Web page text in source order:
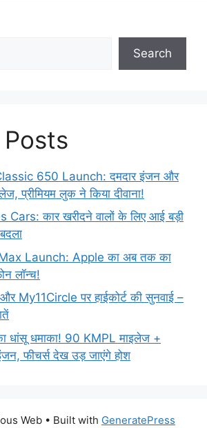
Search
650 Launch: दमदार इंजन और
प्रीमियम लुक ने किया दीवाना!
कार खरीदने वालों के लिए आई बड़ी
Launch: Apple का अब तक का
लॉन्च!
My11Circle पर हाईकोर्ट की सुनवाई –
धांसू धमाका! 90 KMPL माइलेज +
फीचर्स देख उड़ जाएंगे होश
Web • Built with GeneratePress